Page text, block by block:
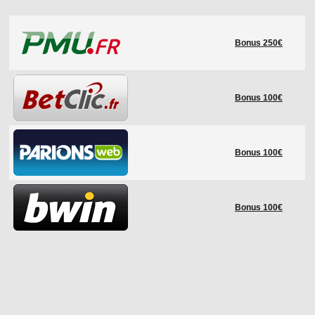
LES STADES
HISTORIQUE
COUPE DES CONFÉDÉRATIONS
Bonus 250€
Bonus 100€
Bonus 100€
Bonus 100€